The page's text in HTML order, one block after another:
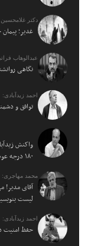
دکتر
غدیر؛ پیمان
عبدالوهاب
نگاهی
احمد زیدآبادی:
توافق و
واکنش
۱۸۰ درجه عوض شده
محمد مهاجری:
آقای مدیر!
لیست
احمد زیدآبادی:
حفظ امنیت